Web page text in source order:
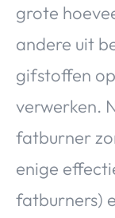
grote
andere uit
gifstoffen
verwerken.
fatburner
enige
fatburners)